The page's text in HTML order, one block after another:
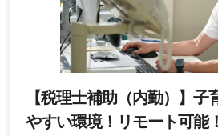
【税理士補助（内勤）】子
やすい環境！リモート可能